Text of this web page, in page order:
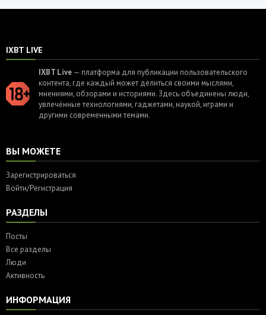
IXBT LIVE
IXBT Live — платформа для публикации пользовательского
контента, где каждый может делиться своими мыслями,
мнениями, обзорами и историями. Здесь объединены люди,
увлечённые технологиями, гаджетами, наукой, играми и
другими современными темами.
ВЫ МОЖЕТЕ
Зарегистрироваться
Войти/Регистрация
РАЗДЕЛЫ
Посты
Все разделы
Люди
Активность
ИНФОРМАЦИЯ